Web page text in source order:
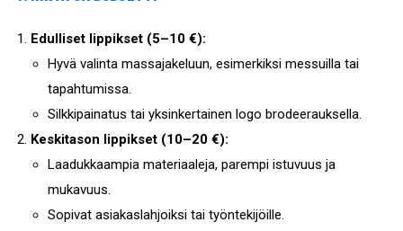
Edulliset lippikset (5–10 €):
Hyvä valinta massajakeluun, esimerkiksi messuilla tai
tapahtumissa.
Silkkipainatus tai yksinkertainen logo brodeerauksella.
Keskitason lippikset (10–20 €):
Laadukkaampia materiaaleja, parempi istuvuus ja
mukavuus.
Sopivat asiakaslahjoiksi tai työntekijöille.